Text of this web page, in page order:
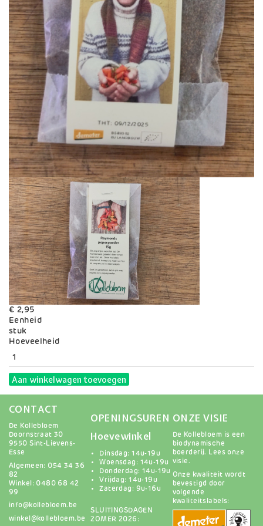
€ 2,95
Eenheid
stuk
Variaties
Hoeveelheid
Aan winkelwagen toevoegen
CONTACT
De Kollebloem
Doornstraat 30
9550 Sint-Lievens-
Esse
Algemeen: 054 34 36
82
Winkel: 0480 68 42
99
info@kollebloem.be
winkel@kollebloem.be
OPENINGSUREN
Hoevewinkel
Dinsdag: 14u-19u
Woensdag: 14u-19u
Donderdag: 14u-19u
Vrijdag: 14u-19u
Zaterdag: 9u-16u
SLUITINGSDAGEN
ZOMER 2026:
ONZE VISIE
De Kollebloem is een
biodynamische
boerderij.
Lees onze
visie .
Onze kwaliteit wordt
bevestigd door
volgende
kwaliteitslabels: